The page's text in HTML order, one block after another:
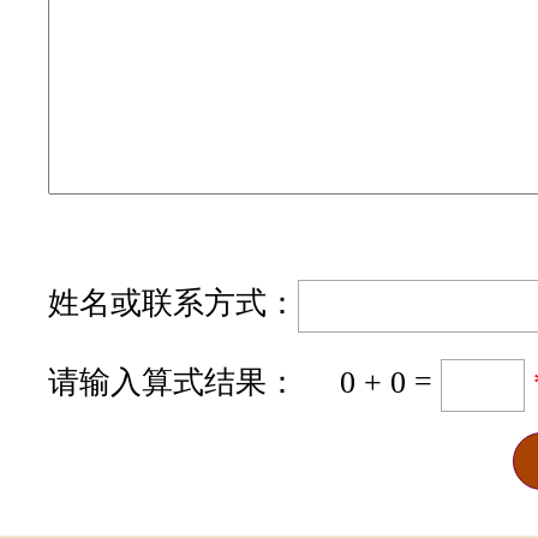
姓名或联系方式：
请输入算式结果： 0 + 0 =